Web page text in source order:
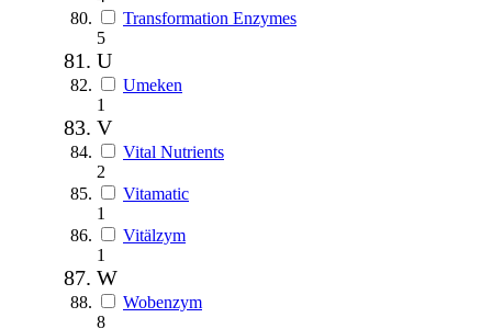
Transformation Enzymes
5
U
Umeken
1
V
Vital Nutrients
2
Vitamatic
1
Vitälzym
1
W
Wobenzym
8